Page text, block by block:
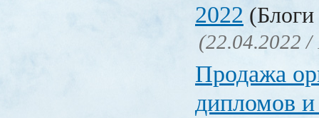
2022
(22.04.2022 /
Продажа
дипломов и